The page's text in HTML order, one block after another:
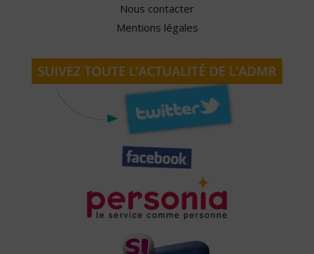
Nous contacter
Mentions légales